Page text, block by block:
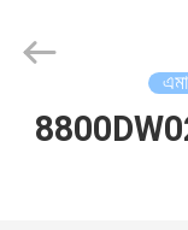
বাড়ি
Reserved.